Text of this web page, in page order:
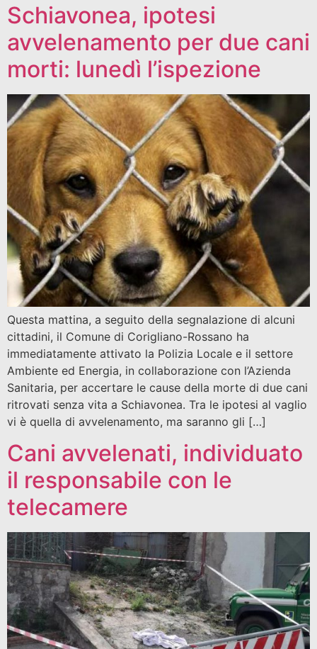
Schiavonea, ipotesi
avvelenamento per due cani
morti: lunedì l’ispezione
Questa mattina, a seguito della segnalazione di alcuni
cittadini, il Comune di Corigliano-Rossano ha
immediatamente attivato la Polizia Locale e il settore
Ambiente ed Energia, in collaborazione con l’Azienda
Sanitaria, per accertare le cause della morte di due cani
ritrovati senza vita a Schiavonea. Tra le ipotesi al vaglio
vi è quella di avvelenamento, ma saranno gli […]
Cani avvelenati, individuato
il responsabile con le
telecamere